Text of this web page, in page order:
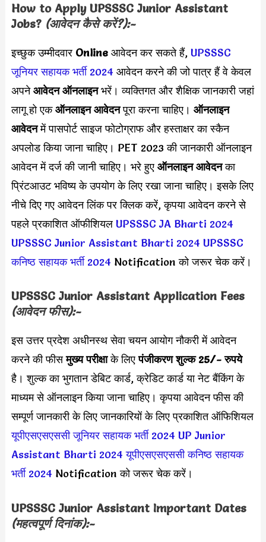
How to Apply UPSSSC Junior Assistant
Jobs?(आवेदन कैसे करें?):-
इच्छुक उम्मीदवार Online आवेदन कर सकते हैं, UPSSSC
जूनियर सहायक भर्ती 2024 आवेदन करने की जो पात्र हैं वे केवल
अपनेआवेदन ऑनलाइनभरें। व्यक्तिगत और शैक्षिक जानकारी जहां
लागू हो एकऑनलाइन आवेदनपूरा करना चाहिए। ऑनलाइन
आवेदनमें पासपोर्ट साइज फोटोग्राफ और हस्ताक्षर का स्कैन
अपलोड किया जाना चाहिए। PET 2023 की जानकारी ऑनलाइन
आवेदन में दर्ज की जानी चाहिए। भरे हुए ऑनलाइन आवेदनका
प्रिंटआउट भविष्य के उपयोग के लिए रखा जाना चाहिए। इसके लिए
नीचे दिए गए आवेदन लिंक पर क्लिक करें, कृपया आवेदन करने से
पहले प्रकाशित ऑफीशियल UPSSSC JA Bharti 2024
UPSSSC Junior Assistant Bharti 2024 UPSSSC
कनिष्ठ सहायक भर्ती 2024 Notification को जरूर चेक करें।
UPSSSC Junior Assistant Application Fees
(आवेदन फीस):-
इस उत्तर प्रदेश अधीनस्थ सेवा चयन आयोग नौकरी में आवेदन
करने की फीसमुख्य परीक्षाके लिएपंजीकरण शुल्क 25/- रुपये
है। शुल्क का भुगतान डेबिट कार्ड, क्रेडिट कार्ड या नेट बैंकिंग के
माध्यम से ऑनलाइन किया जाना चाहिए। कृपया आवेदन फीस की
सम्पूर्ण जानकारी के लिए जानकारियों के लिए प्रकाशित ऑफिशियल
यूपीएसएसएससी जूनियर सहायक भर्ती 2024 UP Junior
Assistant Bharti 2024 यूपीएसएसएससी कनिष्ठ सहायक
भर्ती 2024 Notification को जरूर चेक करें।
UPSSSC Junior Assistant Important Dates
(महत्वपूर्ण दिनांक):-